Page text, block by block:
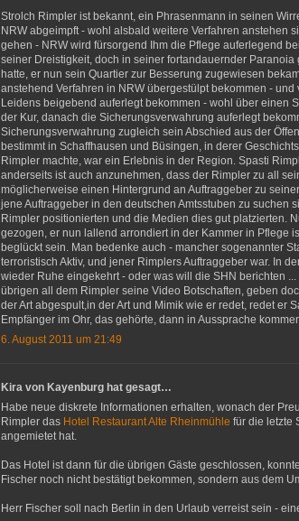
Strolch Rimpler ist bekannt, ein Phrasenmann in seinen
NRW abgeimpft - wohl alsbald weitere Verfahren anstehen
gehen - NRW wird fürsorgend Ihm die Pflege auferlegend
seiner Dreistigkeit, doch in seiner fortandauernder Paranoia
hatte, er nun sein Quartier zur Besserung zugewiesen
anstehend Verfahren in NRW übergestülpt bekommen -
Leidens beigebend auferlegt bekommen - wohl über einen
der Kur, danach die Sicherungsverwahrung auferlegt
Sicherungsverwahrung zugleich sein Abschied aus der
bestimmt in Schaffhausen und Büsingen, in derer
Rimpler machte, war ein Erlebnis in der Region. Spasti
anderseits ist auch anzunehmen, dass der Rimpler zu all
möglicherweise einen Hintergrund an Auftraggeber zu
jene Auftraggeber in den deutschen Amtsstuben zu suchen
Rimpler positionierten und die Medien dies gut platzierten.
gezogen, er nun lallend arrondiert in der Kammer in Pflege
beglückt sein. Man bedenke auch - mancher sogenannter
terroristisch Aktiv, und jener Rimplers Auftraggeber war. In
wieder Ruhe eingekehrt - oder was will die SHN berichten
übrigen all dem Rimpler seine Video Botschaften, geben
der Art abgespult,in der Art und Mimik wie er redet, redet er
Empfänger im Ohr, das gehörte, dann in Aussprache
6. August 2011 um 21:49
Kira von Kayenburg hat gesagt…
Habe neue diskrete Informationen erhalten, wonach der
Rimpler das Hotel Restaurant Alte Rheinmühle für die letzte
angemietet hat.
Das Hotel ist dann für die übrigen Gäste geschlossen,
Fischer noch nicht bestätigt bekommen, sondern aus dem
Herr Fischer soll nach Berlin in den Urlaub verreist sein -